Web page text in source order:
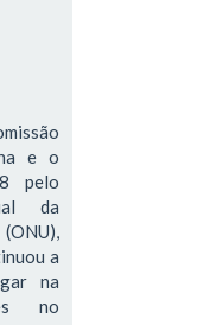
e o
pelo
da
a
na
no